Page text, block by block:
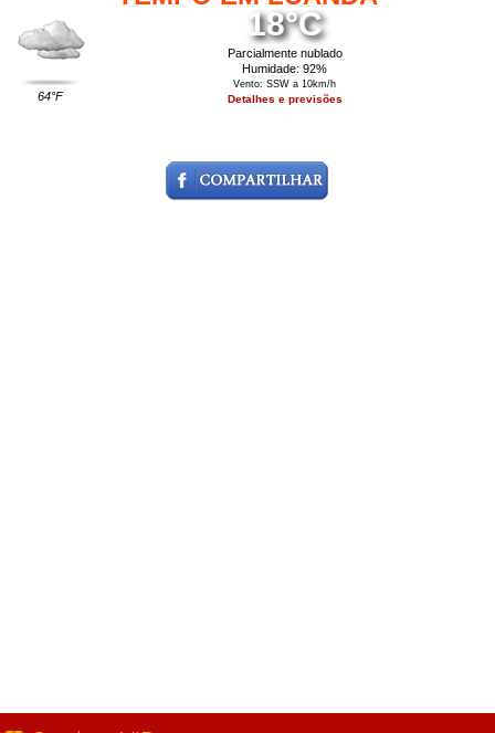
64°F
18°C
Parcialmente nublado
Humidade: 92%
Vento: SSW a 10km/h
Detalhes e previsões